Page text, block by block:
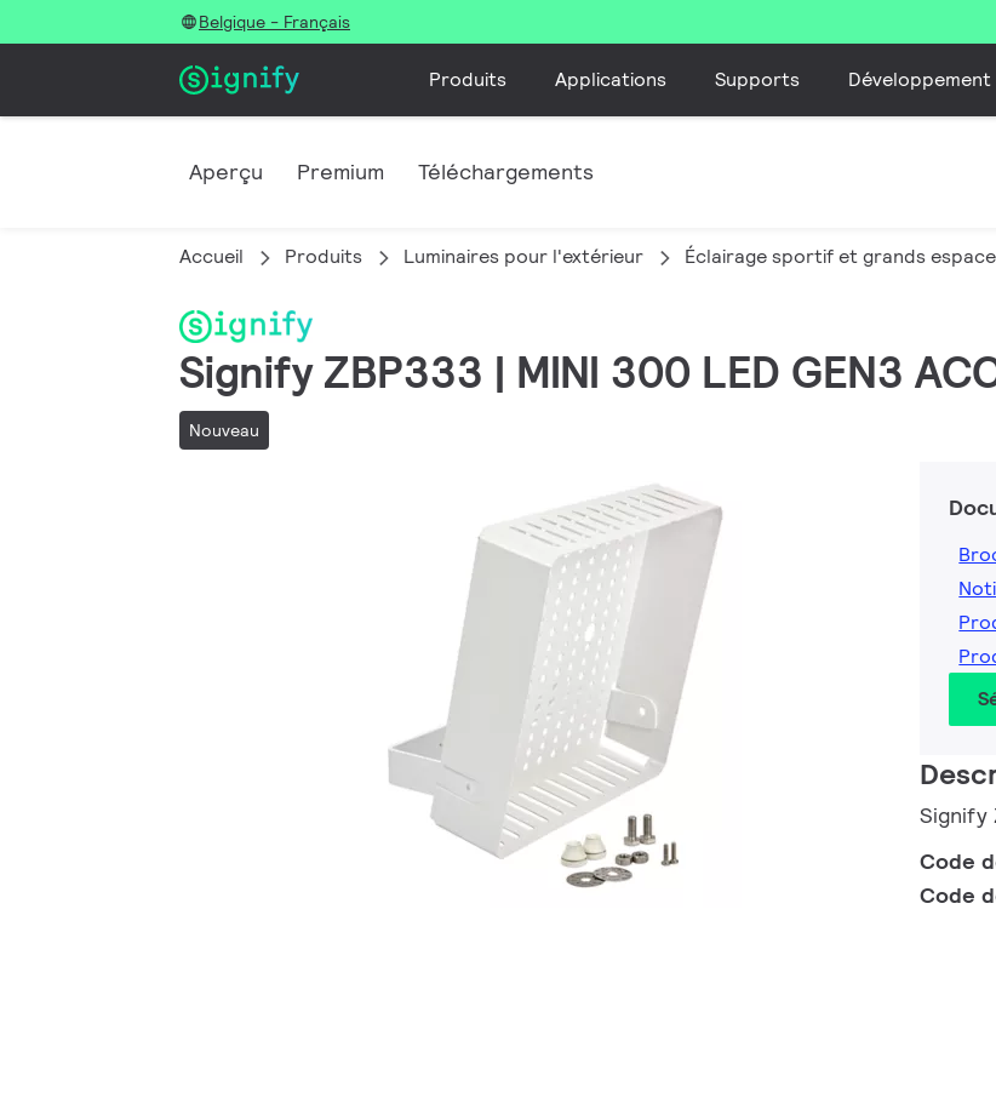
Belgique - Français
Produits Applications Supports
Aperçu Premium Téléchargements
Accueil Produits Luminaires pour l'extérieur Éclairage sportif et grands
Signify ZBP333 | MINI 300 LED GEN3
Nouveau
Signify
Code
Code